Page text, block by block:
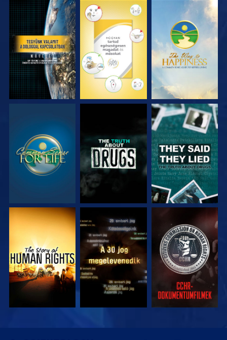
MŰSORNÉZÉS MŰSORNÉZÉS MŰSORNÉZÉS
MŰSORNÉZÉS MŰSORNÉZÉS MŰSORNÉZÉS
MŰSORNÉZÉS MŰSORNÉZÉS MŰSORNÉZÉS